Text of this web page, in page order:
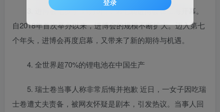
3. 进博会七岁了 11月5日，第七届进博会在上海开幕。
自2018年首次举办以来，进博会的规模不断扩大。迈入第七
个年头，进博会再度启幕，又带来了新的期待与机遇。
4. 全世界超70%的锂电池在中国生产
5. 瑞士卷当事人称非常后悔并抱歉 近日，一女子因吃瑞
士卷遭丈夫责备，被网友怀疑是剧本，引发热议。当事人回